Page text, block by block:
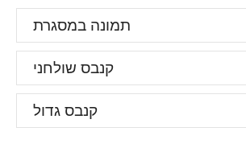
תמונה במסגרת
קנבס שולחני
קנבס גדול